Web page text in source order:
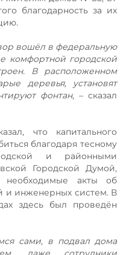
благодарность за их
вошёл в федеральную
комфортной городской
В расположенном
деревья, установят
фонтан, – сказал
что капитального
благодаря тесному
и районными
Городской Думой,
необходимые акты об
и инженерных систем. В
здесь был проведён
сами, в подвал дома